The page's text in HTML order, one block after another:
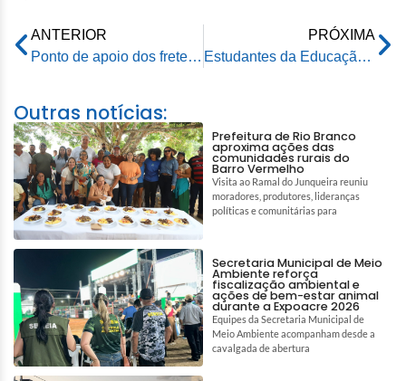
ANTERIOR
Ponto de apoio dos freteiros é recuperado em parceria com a Prefeitura de Rio Branco
PRÓXIMA
Estudantes da Educação de Rio Branco vivem primeiro dia de aprendizado e encantamento na Disney
Outras notícias:
Prefeitura de Rio Branco
aproxima ações das
comunidades rurais do
Barro Vermelho
Visita ao Ramal do Junqueira reuniu
moradores, produtores, lideranças
políticas e comunitárias para
Secretaria Municipal de Meio
Ambiente reforça
fiscalização ambiental e
ações de bem-estar animal
durante a Expoacre 2026
Equipes da Secretaria Municipal de
Meio Ambiente acompanham desde a
cavalgada de abertura